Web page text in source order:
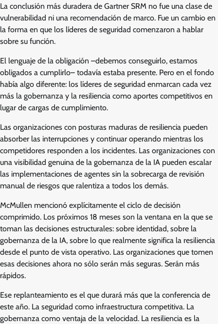
La conclusión más duradera de Gartner SRM no fue una clase de
vulnerabilidad ni una recomendación de marco. Fue un cambio en
la forma en que los líderes de seguridad comenzaron a hablar
sobre su función.
El lenguaje de la obligación –debemos conseguirlo, estamos
obligados a cumplirlo– todavía estaba presente. Pero en el fondo
había algo diferente: los líderes de seguridad enmarcan cada vez
más la gobernanza y la resiliencia como aportes competitivos en
lugar de cargas de cumplimiento.
Las organizaciones con posturas maduras de resiliencia pueden
absorber las interrupciones y continuar operando mientras los
competidores responden a los incidentes. Las organizaciones con
una visibilidad genuina de la gobernanza de la IA pueden escalar
las implementaciones de agentes sin la sobrecarga de revisión
manual de riesgos que ralentiza a todos los demás.
McMullen mencionó explícitamente el ciclo de decisión
comprimido. Los próximos 18 meses son la ventana en la que se
toman las decisiones estructurales: sobre identidad, sobre la
gobernanza de la IA, sobre lo que realmente significa la resiliencia
desde el punto de vista operativo. Las organizaciones que tomen
esas decisiones ahora no sólo serán más seguras. Serán más
rápidos.
Ese replanteamiento es el que durará más que la conferencia de
este año. La seguridad como infraestructura competitiva. La
gobernanza como ventaja de la velocidad. La resiliencia es la